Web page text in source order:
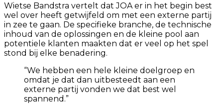
Wietse Bandstra vertelt dat JOA er in het begin best
wel over heeft getwijfeld om met een externe partij
in zee te gaan. De specifieke branche, de technische
inhoud van de oplossingen en de kleine pool aan
potentiele klanten maakten dat er veel op het spel
stond bij elke benadering.
“We hebben een hele kleine doelgroep en
omdat je dat dan uitbesteedt aan een
externe partij vonden we dat best wel
spannend.”